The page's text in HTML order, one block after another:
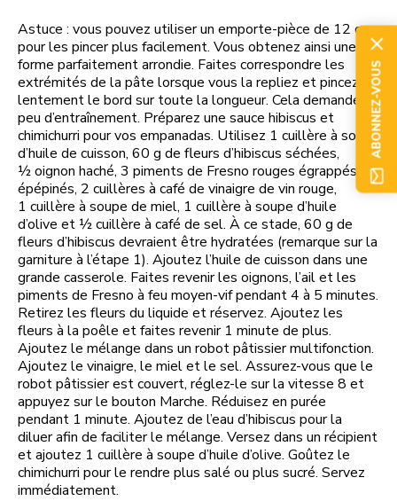
Astuce : vous pouvez utiliser un emporte-pièce de 12 cm
pour les pincer plus facilement. Vous obtenez ainsi une
forme parfaitement arrondie. Faites correspondre les
extrémités de la pâte lorsque vous la repliez et pincez
lentement le bord sur toute la longueur. Cela demande un
peu d’entraînement. Préparez une sauce hibiscus et
chimichurri pour vos empanadas. Utilisez 1 cuillère à soupe
d’huile de cuisson, 60 g de fleurs d’hibiscus séchées,
½ oignon haché, 3 piments de Fresno rouges égrappés et
épépinés, 2 cuillères à café de vinaigre de vin rouge,
1 cuillère à soupe de miel, 1 cuillère à soupe d’huile
d’olive et ½ cuillère à café de sel. À ce stade, 60 g de
fleurs d’hibiscus devraient être hydratées (remarque sur la
garniture à l’étape 1). Ajoutez l’huile de cuisson dans une
grande casserole. Faites revenir les oignons, l’ail et les
piments de Fresno à feu moyen-vif pendant 4 à 5 minutes.
Retirez les fleurs du liquide et réservez. Ajoutez les
fleurs à la poêle et faites revenir 1 minute de plus.
Ajoutez le mélange dans un robot pâtissier multifonction.
Ajoutez le vinaigre, le miel et le sel. Assurez-vous que le
robot pâtissier est couvert, réglez-le sur la vitesse 8 et
appuyez sur le bouton Marche. Réduisez en purée
pendant 1 minute. Ajoutez de l’eau d’hibiscus pour la
diluer afin de faciliter le mélange. Versez dans un récipient
et ajoutez 1 cuillère à soupe d’huile d’olive. Goûtez le
chimichurri pour le rendre plus salé ou plus sucré. Servez
immédiatement.
ABONNEZ-VOUS